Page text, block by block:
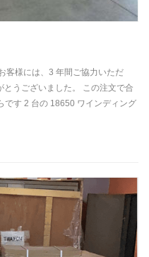
客様には、3 年間ご協力いただ
うございました。 この注文で合
です 2 台の 18650 ワインディング
式に完成し納品されました。 今後